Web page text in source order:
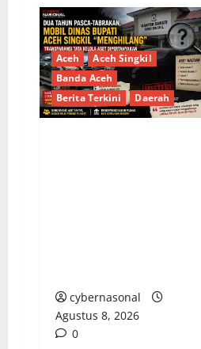
Aceh
Aceh Singkil
Banda Aceh
Berita Terkini
Daerah
cybernasonal
Agustus 8, 2026
0